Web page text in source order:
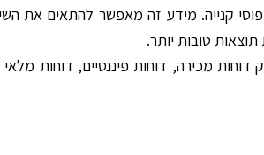
קנייה. מידע זה מאפשר להתאים את
טובות יותר.
מכירה, דוחות פיננסיים, דוחות מלאי